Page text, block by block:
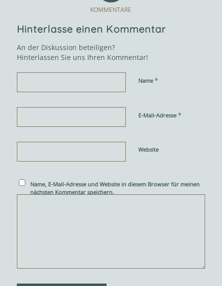
KOMMENTARE
Hinterlasse einen Kommentar
An der Diskussion beteiligen?
Hinterlassen Sie uns Ihren Kommentar!
Name *
E-Mail-Adresse *
Website
Name, E-Mail-Adresse und Website in diesem Browser für meinen
nächsten Kommentar speichern.